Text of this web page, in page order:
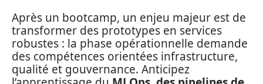
Après un bootcamp, un enjeu majeur est de
transformer des prototypes en services
robustes : la phase opérationnelle demande
des compétences orientées infrastructure,
qualité et gouvernance. Anticipez